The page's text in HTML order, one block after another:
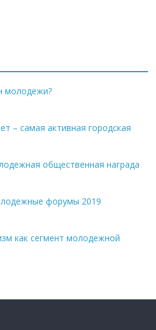
молодежи?
– самая активная городская
общественная награда
форумы 2019
как сегмент молодежной